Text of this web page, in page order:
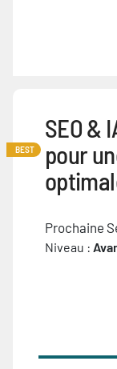
BEST
SEO &
pour
Prochaine
Niveau :